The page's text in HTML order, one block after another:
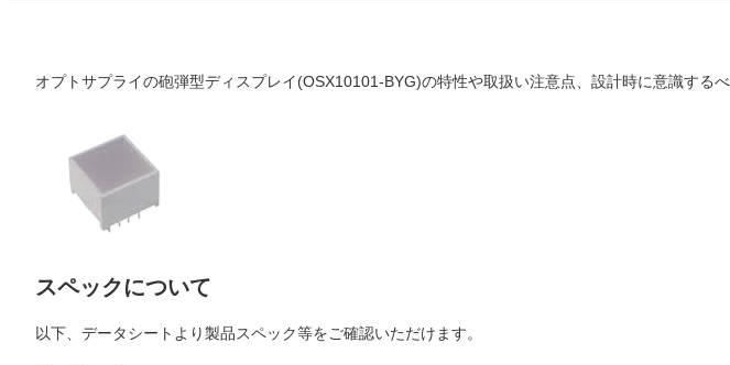
オプトサプライの砲弾型ディスプレイ(OSX10101-BYG)の特性や取扱い注意点、設計時に意識する
スペックについて
以下、データシートより製品スペック等をご確認いただけます。